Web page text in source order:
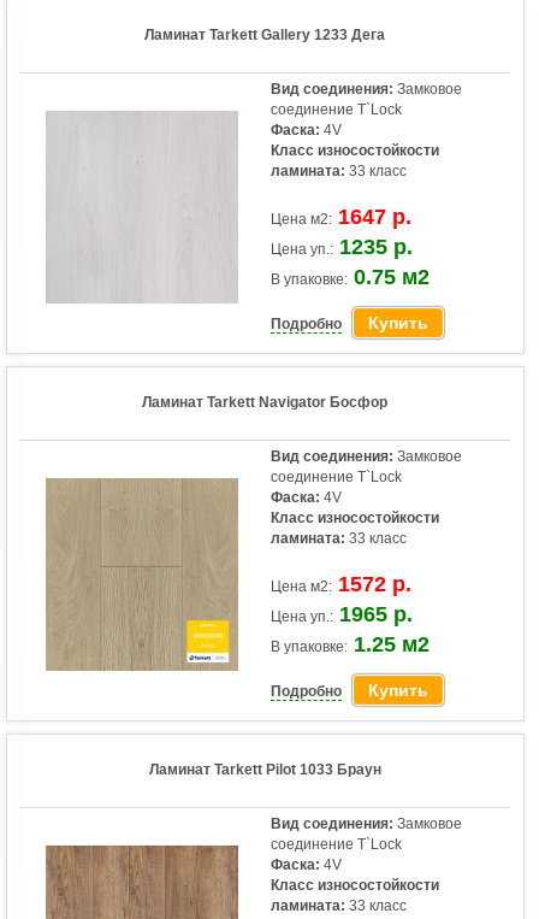
Ламинат Tarkett Gallery 1233 Дега
Вид соединения: Замковое
соединение T`Lock
Фаска: 4V
Класс износостойкости
ламината: 33 класс
Цена м2: 1647 р.
Цена уп.: 1235 р.
В упаковке: 0.75 м2
Подробно Купить
Ламинат Tarkett Navigator Босфор
Вид соединения: Замковое
соединение T`Lock
Фаска: 4V
Класс износостойкости
ламината: 33 класс
Цена м2: 1572 р.
Цена уп.: 1965 р.
В упаковке: 1.25 м2
Подробно Купить
Ламинат Tarkett Pilot 1033 Браун
Вид соединения: Замковое
соединение T`Lock
Фаска: 4V
Класс износостойкости
ламината: 33 класс